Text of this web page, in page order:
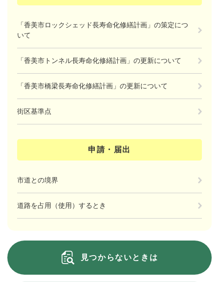
「香美市ロックシェッド長寿命化修繕計画」の策定につ
いて
「香美市トンネル長寿命化修繕計画」の更新について
「香美市橋梁長寿命化修繕計画」の更新について
街区基準点
申請・届出
市道との境界
道路を占用（使用）するとき
見つからないときは